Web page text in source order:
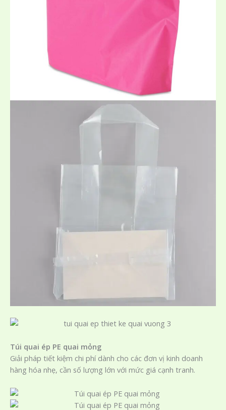
Túi quai ép PE quai mỏng
Giải pháp tiết kiệm chi phí dành cho các đơn vị kinh doanh
hàng hóa nhẹ, cần số lượng lớn với mức giá cạnh tranh.